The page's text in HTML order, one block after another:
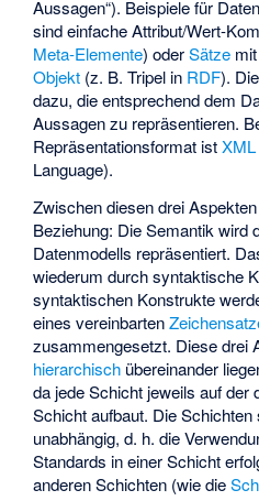
Aussagen“). Beispiele für
sind einfache Attribut/Wert-
Meta-Elemente) oderSätze
Objekt (z. B. Tripel in RDF).
dazu, die entsprechend dem
Aussagen zu repräsentieren.
Repräsentationsformat istXML
Language).
Zwischen diesen drei
Beziehung: Die Semantik wird
Datenmodells repräsentiert.
wiederum durch syntaktische
syntaktischen Konstrukte
eines vereinbarten
zusammengesetzt. Diese drei
hierarchisch übereinander
da jede Schicht jeweils auf der
Schicht aufbaut. Die
unabhängig, d. h. die
Standards in einer Schicht
anderen Schichten (wie die